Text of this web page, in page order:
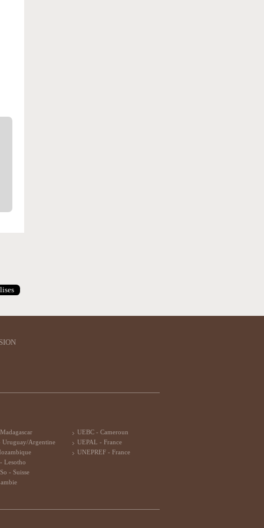
Uruguay/Argentine
Lesotho
- Suisse
UEBC - Cameroun
UEPAL - France
UNEPREF - France